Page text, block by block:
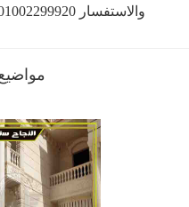
والاستفسار 01002299920 01144431231 01033773776